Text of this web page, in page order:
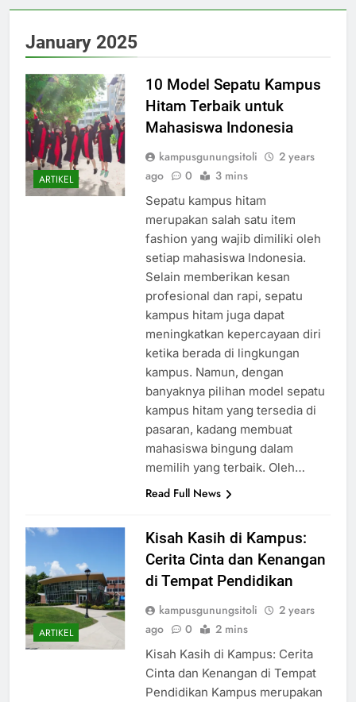
January 2025
ARTIKEL
10 Model Sepatu Kampus
Hitam Terbaik untuk
Mahasiswa Indonesia
kampusgunungsitoli
2 years
ago
0 3 mins
Sepatu kampus hitam
merupakan salah satu item
fashion yang wajib dimiliki oleh
setiap mahasiswa Indonesia.
Selain memberikan kesan
profesional dan rapi, sepatu
kampus hitam juga dapat
meningkatkan kepercayaan diri
ketika berada di lingkungan
kampus. Namun, dengan
banyaknya pilihan model sepatu
kampus hitam yang tersedia di
pasaran, kadang membuat
mahasiswa bingung dalam
memilih yang terbaik. Oleh…
Read Full News
ARTIKEL
Kisah Kasih di Kampus:
Cerita Cinta dan Kenangan
di Tempat Pendidikan
kampusgunungsitoli
2 years
ago
0 2 mins
Kisah Kasih di Kampus: Cerita
Cinta dan Kenangan di Tempat
Pendidikan Kampus merupakan